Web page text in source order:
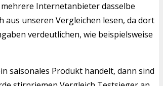
Internetanbieter dasselbe
aus unseren Vergleichen lesen, da dort
verdeutlichen, wie beispielsweise
saisonales Produkt handelt, dann sind